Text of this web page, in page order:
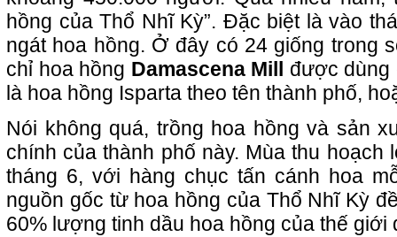
hồng của Thổ Nhĩ Kỳ”. Đặc biệt là vào
ngát hoa hồng. Ở đây có 24 giống trong
chỉ hoa hồng Damascena Mill
được dùng
là hoa hồng Isparta theo tên thành phố,
Nói không quá, trồng hoa hồng và sản
chính của thành phố này. Mùa thu
tháng 6, với hàng chục tấn cánh hoa
nguồn gốc từ hoa hồng của Thổ Nhĩ Kỳ
60% lượng tinh dầu hoa hồng của thế